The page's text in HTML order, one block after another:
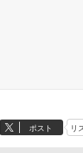
￥
￥
ポスト リ